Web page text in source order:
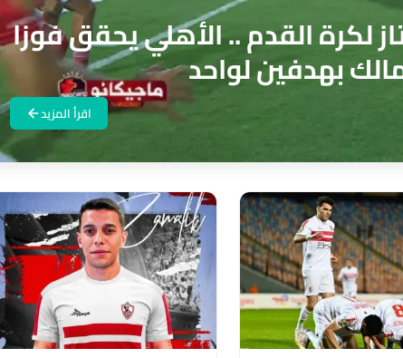
لكرة القدم .. الأهلي يحقق فوزا
بهدفين لواحد
اقرأ المزيد